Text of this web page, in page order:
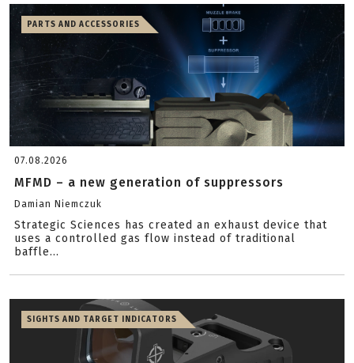
PARTS AND ACCESSORIES
07.08.2026
MFMD – a new generation of suppressors
Damian Niemczuk
Strategic Sciences has created an exhaust device that
uses a controlled gas flow instead of traditional
baffle...
SIGHTS AND TARGET INDICATORS